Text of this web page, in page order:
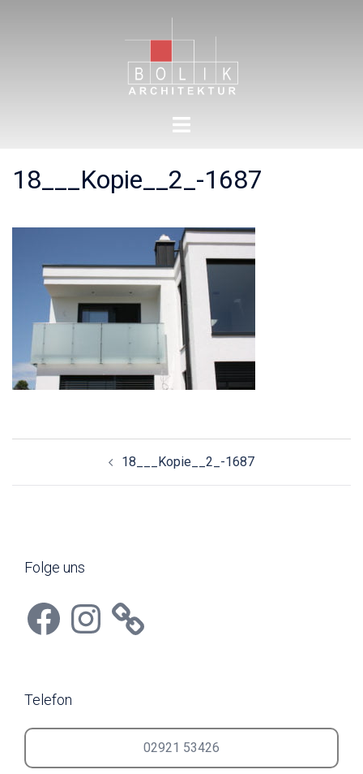
Menü
18___Kopie__2_-1687
18___Kopie__2_-1687
Folge uns
FacebookInstagram
Telefon
02921 53426